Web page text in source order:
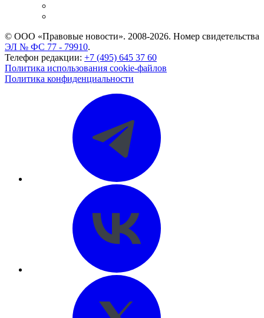
© ООО «Правовые новости». 2008-2026. Номер свидетельства
ЭЛ № ФС 77 - 79910.
Телефон редакции: +7 (495) 645 37 60
Политика использования cookie-файлов
Политика конфиденциальности